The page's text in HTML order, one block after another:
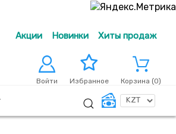
Акции Новинки Хиты продаж
Войти Избранное Корзина (0)